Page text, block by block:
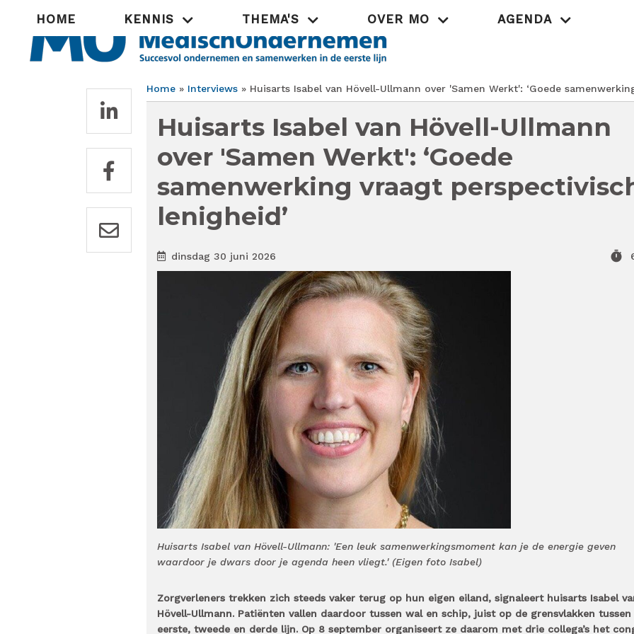
Hoofdnavigatie
HOME KENNIS THEMA'S OVER MO AGENDA
Home Interviews Huisarts Isabel van Hövell-Ullmann over 'Samen Werkt': ‘Goede
Huisarts Isabel van Hövell-Ullmann
over 'Samen Werkt': ‘Goede
samenwerking vraagt
lenigheid’
dinsdag 30 juni 2026 timer
Huisarts Isabel van Hövell-Ullmann: 'Een leuk samenwerkingsmoment kan je de energie geven
waardoor je dwars door je agenda heen vliegt.' (Eigen foto Isabel)
Zorgverleners trekken zich steeds vaker terug op hun eigen eiland, signaleert huisarts Isabel
Hövell-Ullmann. Patiënten vallen daardoor tussen wal en schip, juist op de grensvlakken tussen
eerste, tweede en derde lijn. Op 8 september organiseert ze daarom met drie collega’s het